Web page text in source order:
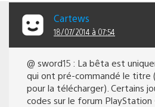
Cartews
18/07/2014 à 07:54
@ sword15 : La bêta est
qui ont pré-commandé le titre
pour la télécharger). Certains
codes sur le forum PlayStation